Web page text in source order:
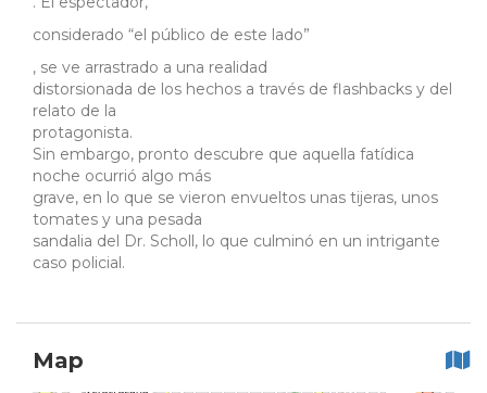
considerado “el público de este lado”
, se ve arrastrado a una realidad
distorsionada de los hechos a través de flashbacks y del
relato de la
protagonista.
Sin embargo, pronto descubre que aquella fatídica
noche ocurrió algo más
grave, en lo que se vieron envueltos unas tijeras, unos
tomates y una pesada
sandalia del Dr. Scholl, lo que culminó en un intrigante
caso policial.
Map